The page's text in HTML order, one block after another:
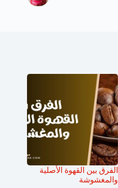
الفرق بين القهوة الأصلية
والمغشوشة